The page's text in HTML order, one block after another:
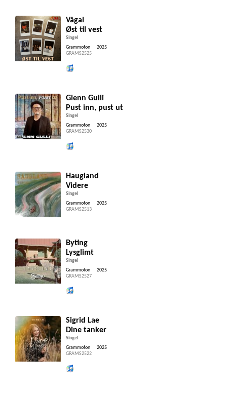
Vågal
Øst til vest
Singel
Grammofon
GRAMS2525
2025
Glenn Gulli
Pust inn, pust ut
Singel
Grammofon
GRAMS2530
2025
Haugland
Videre
Singel
Grammofon
GRAMS2513
2025
Byting
Lysglimt
Singel
Grammofon
GRAMS2527
2025
Sigrid Lae
Dine tanker
Singel
Grammofon
GRAMS2522
2025